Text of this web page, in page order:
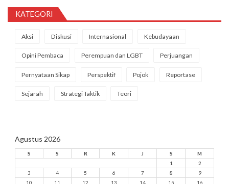
KATEGORI
Aksi Diskusi Internasional Kebudayaan
Opini Pembaca Perempuan dan LGBT Perjuangan
Pernyataan Sikap Perspektif Pojok Reportase
Sejarah Strategi Taktik Teori
Agustus 2026
S S R K J S
M
1
2
3
4 5 6 7 8
9
10
11 12 13 14 15
16